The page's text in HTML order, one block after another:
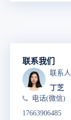
联系我们
联系人
丁芝
电话(微信)
17663906485